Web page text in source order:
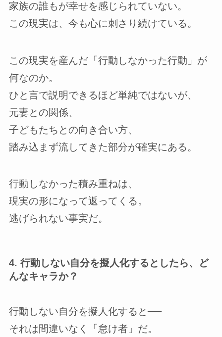
家族の誰もが幸せを感じられていない。
この現実は、今も心に刺さり続けている。
この現実を産んだ「行動しなかった行動」が
何なのか。
ひと言で説明できるほど単純ではないが、
元妻との関係、
子どもたちとの向き合い方、
踏み込まず流してきた部分が確実にある。
行動しなかった積み重ねは、
現実の形になって返ってくる。
逃げられない事実だ。
4. 行動しない自分を擬人化するとしたら、ど
んなキャラか？
行動しない自分を擬人化すると──
それは間違いなく「怠け者」だ。